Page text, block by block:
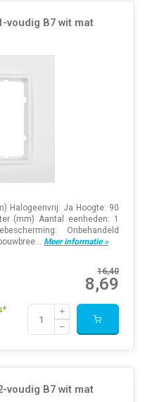
voudig B7 wit mat
Halogeenvrij: Ja Hoogte: 90
(mm) Aantal eenheden: 1
Onbehandeld
Meer informatie »
16,40
8,69
voudig B7 wit mat